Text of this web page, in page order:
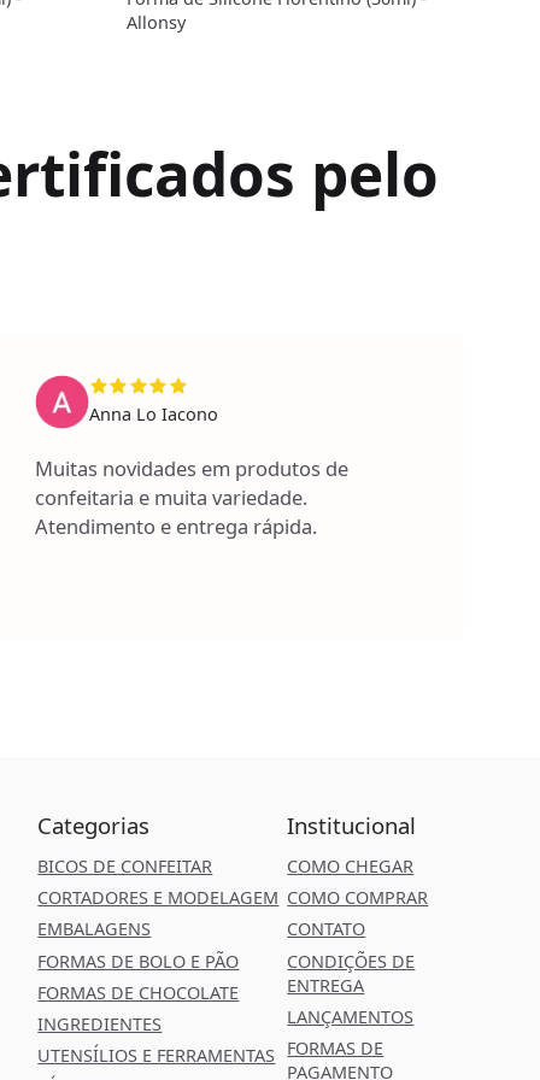
Allonsy
pelo
Anna Lo Iacono
Muitas novidades em produtos de
confeitaria e muita variedade.
Atendimento e entrega rápida.
Categorias
BICOS DE CONFEITAR
CORTADORES E MODELAGEM
EMBALAGENS
FORMAS DE BOLO E PÃO
FORMAS DE CHOCOLATE
INGREDIENTES
UTENSÍLIOS E FERRAMENTAS
Institucional
COMO CHEGAR
COMO COMPRAR
CONTATO
CONDIÇÕES DE
ENTREGA
LANÇAMENTOS
FORMAS DE
PAGAMENTO